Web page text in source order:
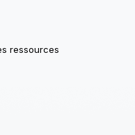
ressources